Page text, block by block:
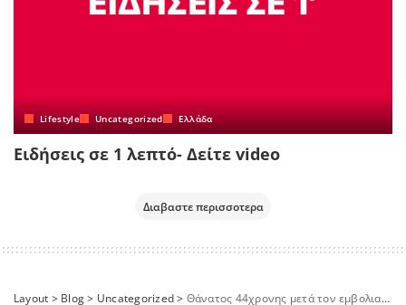
Lifestyle Uncategorized Ελλάδα
Ειδήσεις σε 1 λεπτό- Δείτε video
Διαβαστε περισσοτερα
Layout > Blog> Uncategorized> Θάνατος 44χρονης μετά τον εμβολιασμό με AstraZeneca: «Ήταν μία χαρά, υγιέστατη», είπε ο σύζυγος